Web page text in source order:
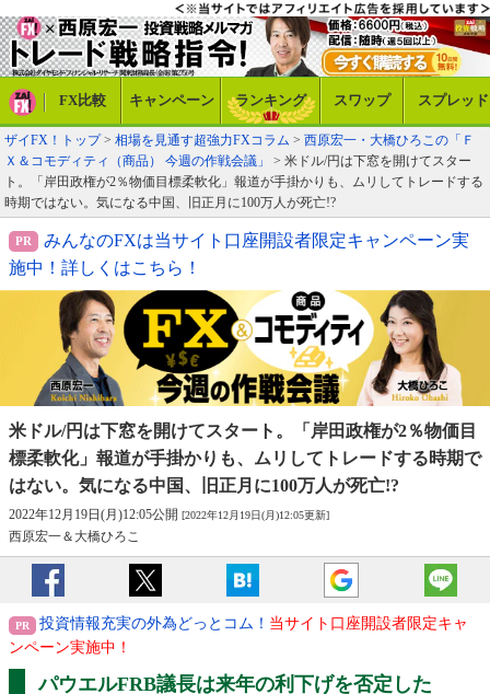
FX比較 キャンペーン ランキング スワップ スプレッド
ザイFX！トップ> 相場を見通す超強力FXコラム > 西原宏一・大橋ひろこの「Ｆ
Ｘ＆コモディティ（商品） 今週の作戦会議」
> 米ドル/円は下窓を開けてスター
ト。「岸田政権が2％物価目標柔軟化」報道が手掛かりも、ムリしてトレードする
時期ではない。気になる中国、旧正月に100万人が死亡!?
みんなのFXは当サイト口座開設者限定キャンペーン実
施中！詳しくはこちら！
米ドル/円は下窓を開けてスタート。「岸田政権が2％物価 目
標柔軟化」報道が手掛かりも、ムリしてトレードする時期で
はない。気になる中国、旧正月に100万人が死亡!?
2022年12月19日(月)12:05公開 [2022年12月19日(月)12:05更新]
西原宏一＆大橋ひろこ
投資情報充実の外為どっとコム！ 当サイト口座開設者限定キャ
ンペーン実施中！
パウエルFRB議長は来年の利下げを否定した